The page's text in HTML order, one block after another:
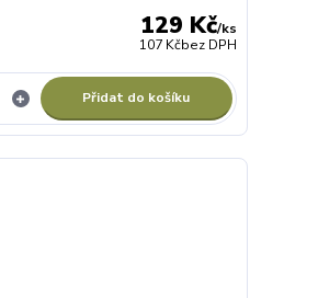
129 Kč/ks
107 Kčbez DPH
Přidat do košíku